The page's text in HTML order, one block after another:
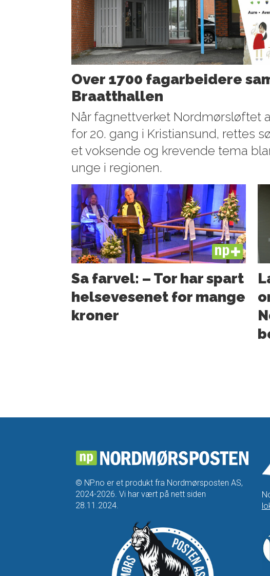
Over 1700 fagarbeidere
Braatthallen
Når fagnettverket Nordmørsløftet
for 20. gang i Kristiansund, rettes
et voksende og krevende tema
unge i regionen.
PLUS
Sa farvel: – Tor har spart
helsevesenet for mange
kroner
© NP.no er et produkt fra Nordmørsposten AS,
2024-2026. Vi har vært på nett siden
28.11.2024.